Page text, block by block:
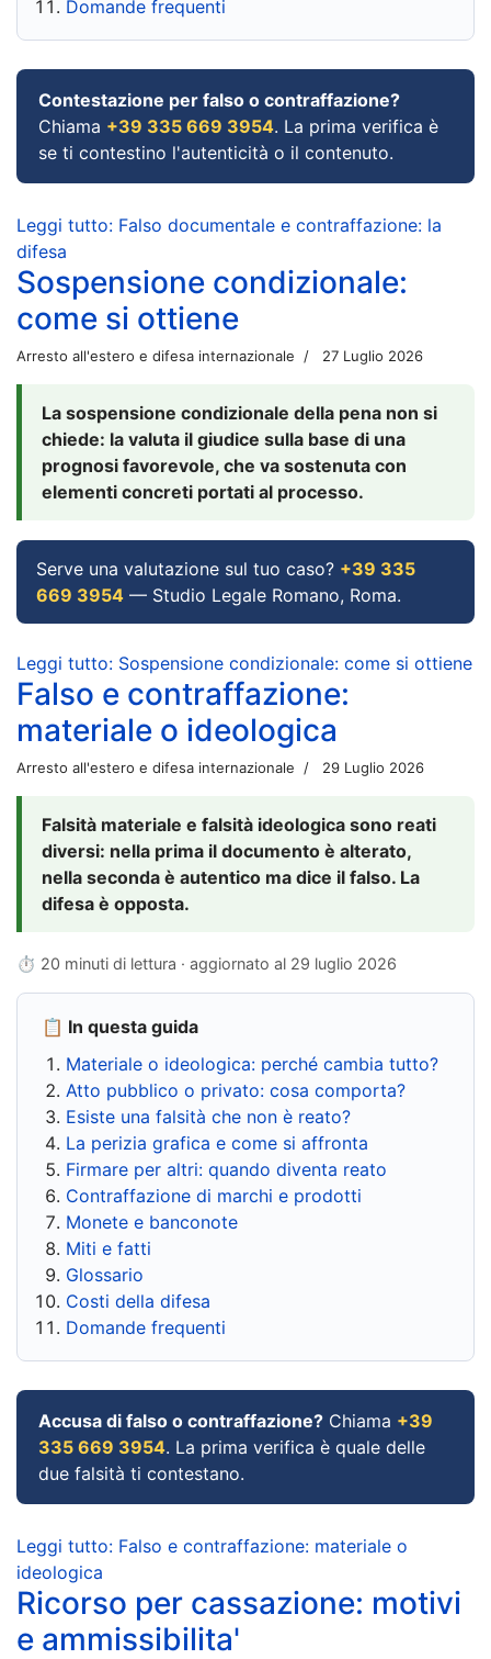
Domande frequenti
Contestazione per falso o contraffazione?
Chiama +39 335 669 3954. La prima verifica è
se ti contestino l'autenticità o il contenuto.
Leggi tutto: Falso documentale e contraffazione: la
difesa
Sospensione condizionale:
come si ottiene
Arresto all'estero e difesa internazionale 27 Luglio 2026
La sospensione condizionale della pena non si
chiede: la valuta il giudice sulla base di una
prognosi favorevole, che va sostenuta con
elementi concreti portati al processo.
Serve una valutazione sul tuo caso? +39 335
669 3954 — Studio Legale Romano, Roma.
Leggi tutto: Sospensione condizionale: come si ottiene
Falso e contraffazione:
materiale o ideologica
Arresto all'estero e difesa internazionale 29 Luglio 2026
Falsità materiale e falsità ideologica sono reati
diversi: nella prima il documento è alterato,
nella seconda è autentico ma dice il falso. La
difesa è opposta.
⏱ 20 minuti di lettura · aggiornato al 29 luglio 2026
📋 In questa guida
Materiale o ideologica: perché cambia tutto?
Atto pubblico o privato: cosa comporta?
Esiste una falsità che non è reato?
La perizia grafica e come si affronta
Firmare per altri: quando diventa reato
Contraffazione di marchi e prodotti
Monete e banconote
Miti e fatti
Glossario
Costi della difesa
Domande frequenti
Accusa di falso o contraffazione? Chiama +39
335 669 3954. La prima verifica è quale delle
due falsità ti contestano.
Leggi tutto: Falso e contraffazione: materiale o
ideologica
Ricorso per cassazione: motivi
e ammissibilita'